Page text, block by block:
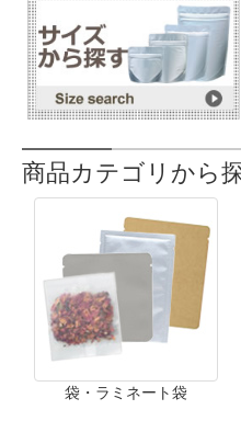
商品カテゴリから
袋・ラミネート袋